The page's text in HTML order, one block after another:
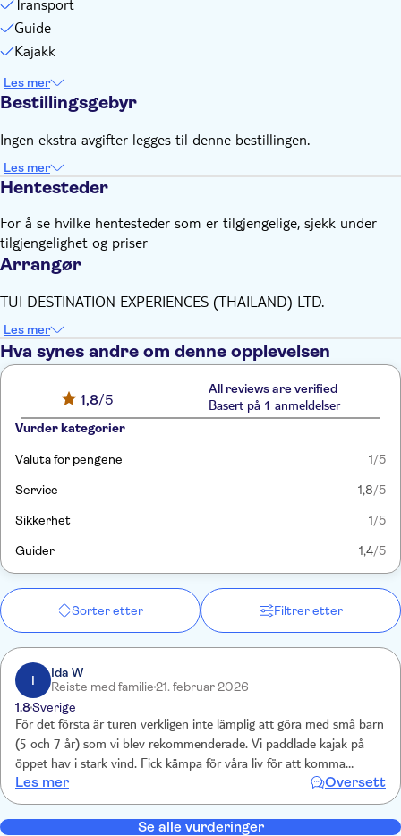
Transport
Guide
Kajakk
Les mer
Bestillingsgebyr
Ingen ekstra avgifter legges til denne bestillingen.
Les mer
Hentesteder
For å se hvilke hentesteder som er tilgjengelige, sjekk under
tilgjengelighet og priser
Arrangør
TUI DESTINATION EXPERIENCES (THAILAND) LTD.
Les mer
Hva synes andre om denne opplevelsen
1,8/5
All reviews are verified
Basert på 1 anmeldelser
Vurder kategorier
Valuta for pengene 1/5
Service 1,8/5
Sikkerhet 1/5
Guider 1,4/5
Sorter etter Filtrer etter
I
Ida W
Reiste med familie21. februar 2026
1.8Sverige
För det första är turen verkligen inte lämplig att göra med små barn
(5 och 7 år) som vi blev rekommenderade. Vi paddlade kajak på
öppet hav i stark vind. Fick kämpa för våra liv för att komma
tillbaka till båten. Guiden hade inte koll på tiden och tidvattnet så
halvvägs tillbaka med båten går vi på grund. Alla passagerare får
försöka putta loss båten i tre timmar för att sen bli räddade av en
Les mer Oversett
Se alle vurderinger